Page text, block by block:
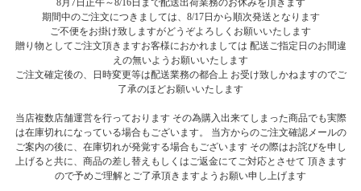
期間中のご注文につきましては、8/17日から順次発送となります
ご不便をお掛け致しますがどうぞよろしくお願いいたします
贈り物としてご注文頂きますお客様におかれましては 配送ご指定日のお間違
えの無いようお願いいたします
ご注文確定後の、日時変更等は配送業務の都合上 お受け致しかねますのでご
了承のほどお願いいたします
当店複数店舗運営を行っております その為購入出来てしまった商品でも実際
は在庫切れになっている場合もございます。 当方からのご注文確認メールの
ご案内の後に、在庫切れが発覚する場合もございます その際はお詫びを申し
上げると共に、商品の差し替えもしくはご返金にてご対応とさせて 頂きます
ので予めご理解とご了承頂きますようお願い申し上げます